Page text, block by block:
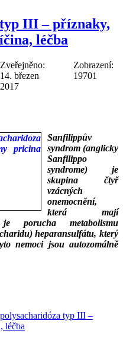
III – příznaky,
léčba
Zveřejněno:
14. březen
2017
Zobrazení:
19701
Sanfilippův
syndrom (anglicky
Sanfilippo
syndrome) je
skupina čtyř
vzácných
onemocnění,
která mají
porucha metabolismu
heparansulfátu, který
nemoci jsou autozomálně
typ III –
léčba